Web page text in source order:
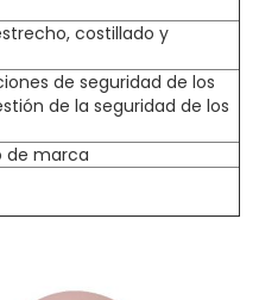
costillado y
de seguridad de los
de la seguridad de los
de marca